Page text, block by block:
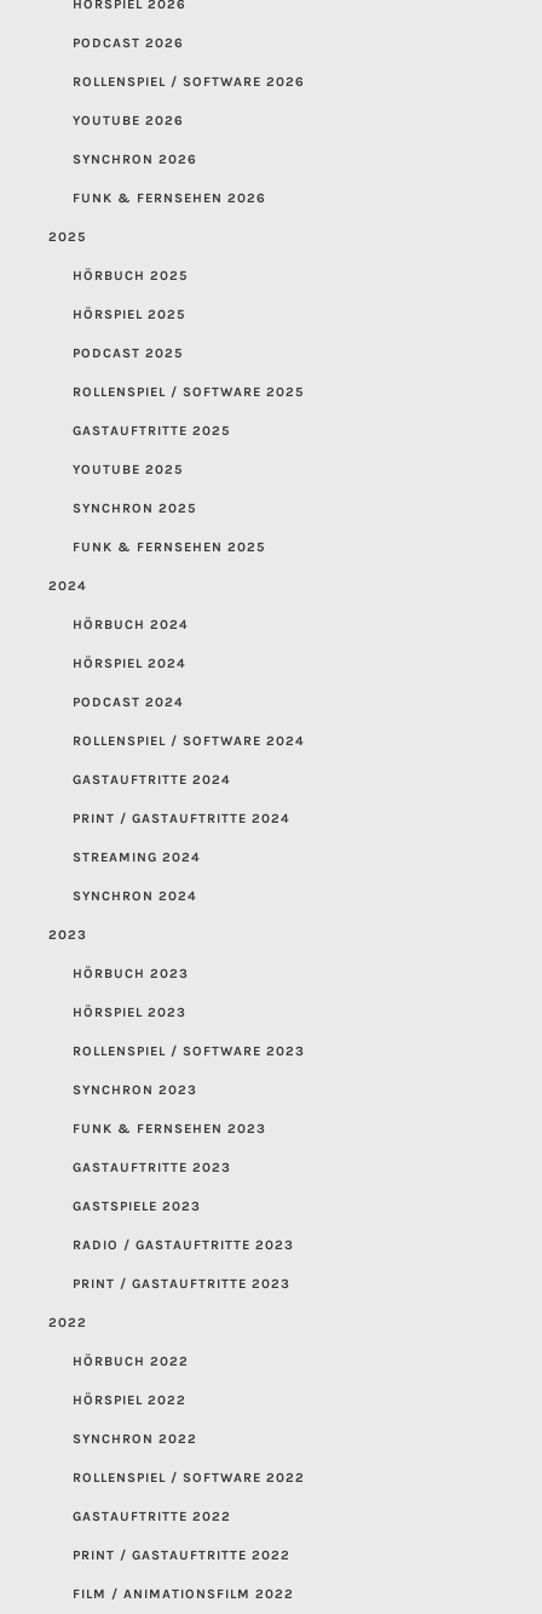
HÖRSPIEL 2026
PODCAST 2026
ROLLENSPIEL / SOFTWARE 2026
YOUTUBE 2026
SYNCHRON 2026
FUNK & FERNSEHEN 2026
2025
HÖRBUCH 2025
HÖRSPIEL 2025
PODCAST 2025
ROLLENSPIEL / SOFTWARE 2025
GASTAUFTRITTE 2025
YOUTUBE 2025
SYNCHRON 2025
FUNK & FERNSEHEN 2025
2024
HÖRBUCH 2024
HÖRSPIEL 2024
PODCAST 2024
ROLLENSPIEL / SOFTWARE 2024
GASTAUFTRITTE 2024
PRINT / GASTAUFTRITTE 2024
STREAMING 2024
SYNCHRON 2024
2023
HÖRBUCH 2023
HÖRSPIEL 2023
ROLLENSPIEL / SOFTWARE 2023
SYNCHRON 2023
FUNK & FERNSEHEN 2023
GASTAUFTRITTE 2023
GASTSPIELE 2023
RADIO / GASTAUFTRITTE 2023
PRINT / GASTAUFTRITTE 2023
2022
HÖRBUCH 2022
HÖRSPIEL 2022
SYNCHRON 2022
ROLLENSPIEL / SOFTWARE 2022
GASTAUFTRITTE 2022
PRINT / GASTAUFTRITTE 2022
FILM / ANIMATIONSFILM 2022